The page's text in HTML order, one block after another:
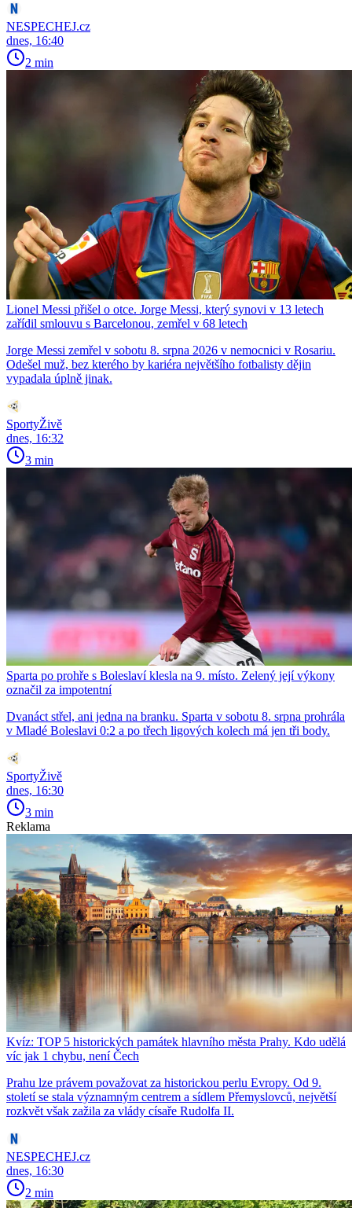
NESPECHEJ.cz
dnes, 16:40
2 min
Lionel Messi přišel o otce. Jorge Messi, který synovi v 13 letech
zařídil smlouvu s Barcelonou, zemřel v 68 letech
Jorge Messi zemřel v sobotu 8. srpna 2026 v nemocnici v Rosariu.
Odešel muž, bez kterého by kariéra největšího fotbalisty dějin
vypadala úplně jinak.
SportyŽivě
dnes, 16:32
3 min
Sparta po prohře s Boleslaví klesla na 9. místo. Zelený její výkony
označil za impotentní
Dvanáct střel, ani jedna na branku. Sparta v sobotu 8. srpna prohrála
v Mladé Boleslavi 0:2 a po třech ligových kolech má jen tři body.
SportyŽivě
dnes, 16:30
3 min
Reklama
Kvíz: TOP 5 historických památek hlavního města Prahy. Kdo udělá
víc jak 1 chybu, není Čech
Prahu lze právem považovat za historickou perlu Evropy. Od 9.
století se stala významným centrem a sídlem Přemyslovců, největší
rozkvět však zažila za vlády císaře Rudolfa II.
NESPECHEJ.cz
dnes, 16:30
2 min